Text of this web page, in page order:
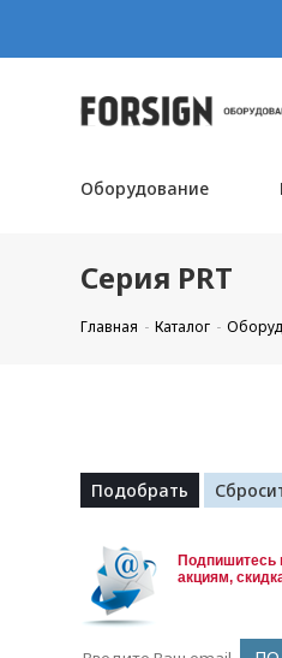
Оборудование
Серия PRT
Главная Каталог
Подпишитесь
акциям,